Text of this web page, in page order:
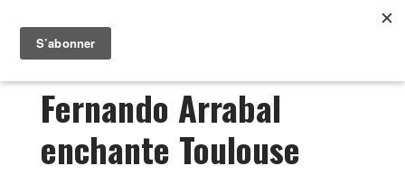
Fernando Arrabal
enchante Toulouse